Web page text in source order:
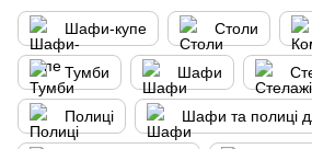
Шафи-купе Столи
Тумби Шафи
Полиці Шафи та полиці